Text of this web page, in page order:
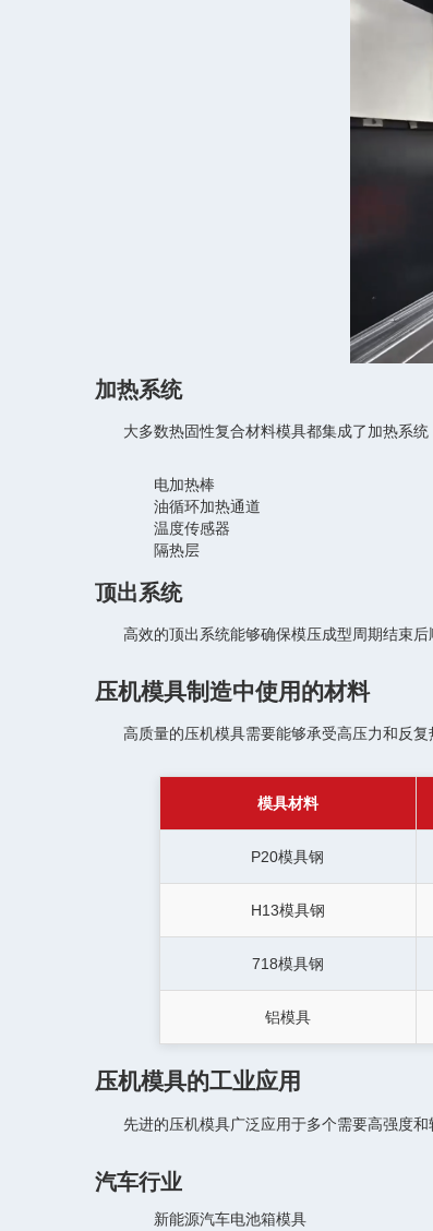
加热系统
大多数热固性复合材料模具都集成了加热系
电加热棒
油循环加热通道
温度传感器
隔热层
顶出系统
高效的顶出系统能够确保模压成型周期结束
压机模具制造中使用的材料
高质量的压机模具需要能够承受高压力和反复
模具材料
P20模具钢
H13模具钢
718模具钢
铝模具
压机模具的工业应用
先进的压机模具广泛应用于多个需要高强度和
汽车行业
新能源汽车电池箱模具